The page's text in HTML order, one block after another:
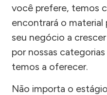
você prefere, temos
encontrará o
seu negócio a
por nossas
temos a oferecer.
Não importa o